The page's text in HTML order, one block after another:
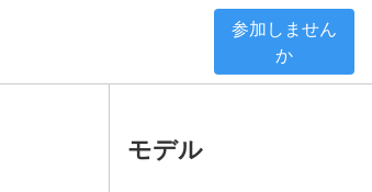
参加しません
か
モデル